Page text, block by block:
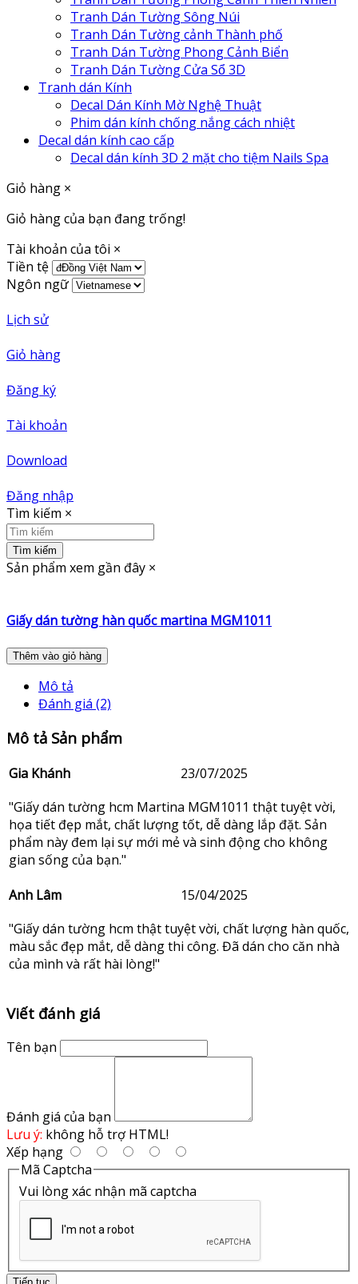
Tranh Dán Tường Sông Núi
Tranh Dán Tường cảnh Thành phố
Tranh Dán Tường Phong Cảnh Biển
Tranh Dán Tường Cửa Sổ 3D
Tranh dán Kính
Decal Dán Kính Mờ Nghệ Thuật
Phim dán kính chống nắng cách nhiệt
Decal dán kính cao cấp
Decal dán kính 3D 2 mặt cho tiệm Nails Spa
Giỏ hàng ×
Giỏ hàng của bạn đang trống!
Tài khoản của tôi ×
Tiền tệ
Ngôn ngữ
Lịch sử
Giỏ hàng
Đăng ký
Tài khoản
Download
Đăng nhập
Tìm kiếm ×
Tìm kiếm
Sản phẩm xem gần đây ×
Giấy dán tường hàn quốc martina MGM1011
Thêm vào giỏ hàng
Mô tả
Đánh giá (2)
Mô tả Sản phẩm
Gia Khánh
23/07/2025
"Giấy dán tường hcm Martina MGM1011 thật tuyệt vời,
họa tiết đẹp mắt, chất lượng tốt, dễ dàng lắp đặt. Sản
phẩm này đem lại sự mới mẻ và sinh động cho không
gian sống của bạn."
Anh Lâm
15/04/2025
"Giấy dán tường hcm thật tuyệt vời, chất lượng hàn quốc,
màu sắc đẹp mắt, dễ dàng thi công. Đã dán cho căn nhà
của mình và rất hài lòng!"
Viết đánh giá
Tên bạn
Đánh giá của bạn
Lưu ý: không hỗ trợ HTML!
Xếp hạng
Mã Captcha
Vui lòng xác nhận mã captcha